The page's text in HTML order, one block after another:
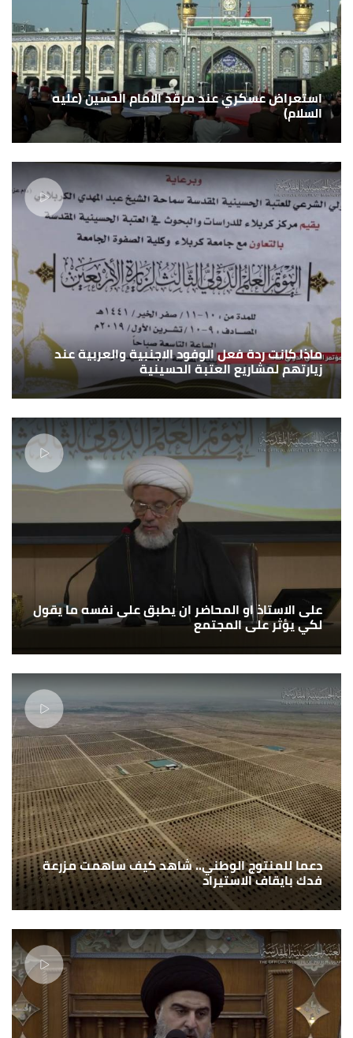
استعراض عسكري عند مرقد الامام الحسين (عليه
السلام)
ماذا كانت ردة فعل الوفود الاجنبية والعربية عند
زيارتهم لمشاريع العتبة الحسينية
على الاستاذ او المحاضر ان يطبق على نفسه ما يقول
لكي يؤثر على المجتمع
دعما للمنتوج الوطني.. شاهد كيف ساهمت مزرعة
فدك بايقاف الاستيراد